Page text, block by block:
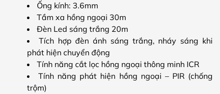
Ống kính: 3.6mm
Tầm xa hồng ngoại 30m
Đèn Led sáng trắng 20m
Tích hợp đèn ánh sáng trắng, nháy sáng khi
phát hiện chuyển động
Tính năng cắt lọc hồng ngoại thông minh ICR
Tính năng phát hiện hồng ngoại – PIR (chống
trộm)